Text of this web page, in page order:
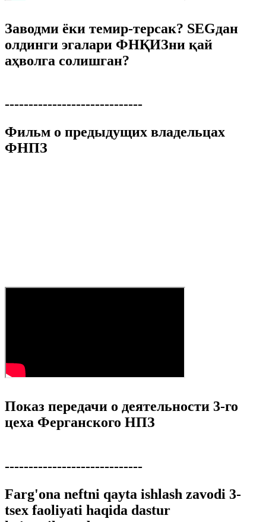
Заводми ёки темир-терсак? SEGдан
олдинги эгалари ФНҚИЗни қай
аҳволга солишган?
-----------------------------
Фильм о предыдущих владельцах
ФНПЗ
Показ передачи о деятельности 3-го
цеха Ферганского НПЗ
-----------------------------
Farg'ona neftni qayta ishlash zavodi 3-
tsex faoliyati haqida dastur